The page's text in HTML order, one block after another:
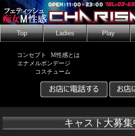
Top Ladies Play
コンセプト
M性感とは
エナメルボンデージ
コスチューム
キャスト大募集